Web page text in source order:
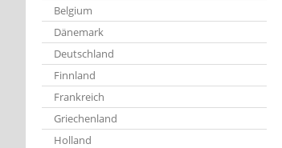
Belgium
Dänemark
Deutschland
Finnland
Frankreich
Griechenland
Holland